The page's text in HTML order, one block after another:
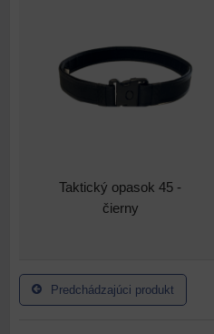
Taktický opasok 45 -
čierny
Predchádzajúci produkt